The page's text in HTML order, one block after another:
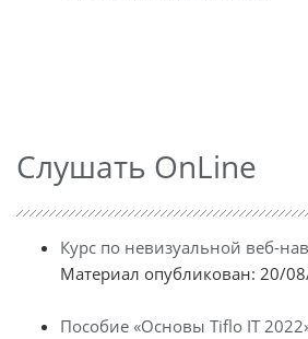
Слушать OnLine
Курс по невизуальной веб-
Материал опубликован: 20/
Пособие «Основы Tiflo IT